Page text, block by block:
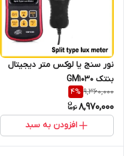
نور سنج یا لوکس متر دیجیتال
بنتک GM1030
9,360,000
4%
8,970,000
افزودن به سبد